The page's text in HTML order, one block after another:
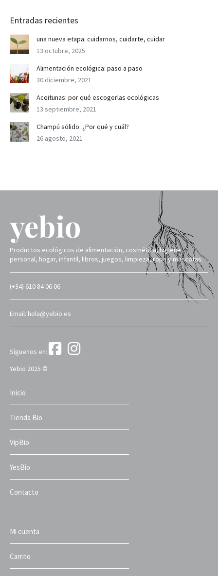
Entradas recientes
una nueva etapa: cuidarnos, cuidarte, cuidar
13 octubre, 2025
Alimentación ecológica: paso a paso
30 diciembre, 2021
Aceitunas: por qué escogerlas ecológicas
13 septiembre, 2021
Champú sólido: ¿Por qué y cuál?
26 agosto, 2021
Productos ecológicos de alimentación, cosmética, higiene
personal, hogar, infantil, libros, juegos, limpieza, ropa y mascotas.
(+34) 610 84 06 06
Email: hola@yebio.es
Síguenos en:
Yebio 2025 ©
Inicio
Tienda Bio
VipBio
YesBio
Contacto
Mi cuenta
Carrito